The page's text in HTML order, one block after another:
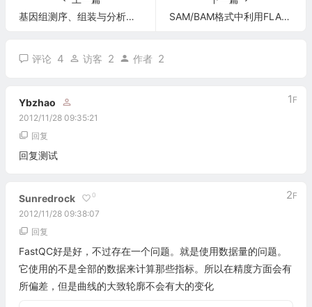
基因组测序、组装与分析总结
SAM/BAM格式中利用FLAG值部分进行统计
评论 4 访客 2 作者 2
Ybzhao
2012/11/28 09:35:21
1 F
回复
回复测试
Sunredrock 0
2012/11/28 09:38:07
2F
回复
FastQC好是好，不过存在一个问题。就是使用数据量的问题。
它使用的不是全部的数据来计算那些指标。所以在精度方面会有
所偏差，但是曲线的大致轮廓不会有大的变化